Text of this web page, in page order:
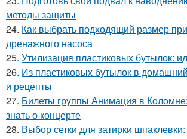
методы защиты
24. Как выбрать подходящий размер
дренажного насоса
25. Утилизация пластиковых бутылок:
26. Из пластиковых бутылок в
и рецепты
27. Билеты группы Анимация в
знать о концерте
28. Выбор сетки для затирки